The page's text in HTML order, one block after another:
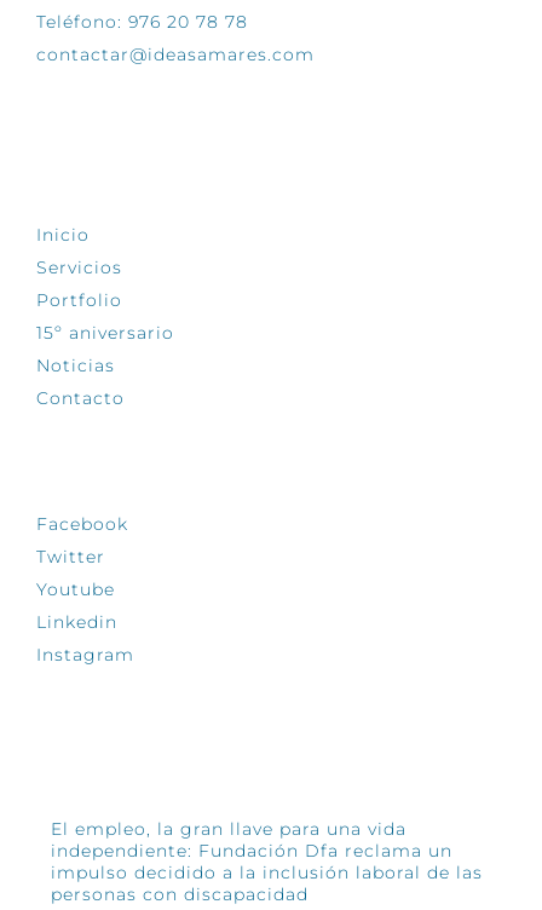
Teléfono: 976 20 78 78
contactar@ideasamares.com
Inicio
Servicios
Portfolio
15º aniversario
Noticias
Contacto
Facebook
Twitter
Youtube
Linkedin
Instagram
El empleo, la gran llave para una vida
independiente: Fundación Dfa reclama un
impulso decidido a la inclusión laboral de las
personas con discapacidad